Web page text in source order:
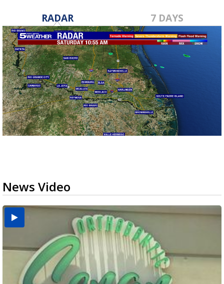
RADAR 7 DAYS
News Video